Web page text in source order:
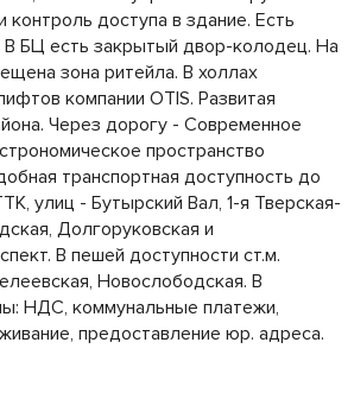
доступа в здание. Есть
В БЦ есть закрытый двор-колодец. На
зона ритейла. В холлах
компании OTIS. Развитая
Через дорогу - Современное
пространство
транспортная доступность до
улиц - Бутырский Вал, 1-я Тверская-
Долгоруковская и
В пешей доступности ст.м.
Новослободская. В
НДС, коммунальные платежи,
предоставление юр. адреса.